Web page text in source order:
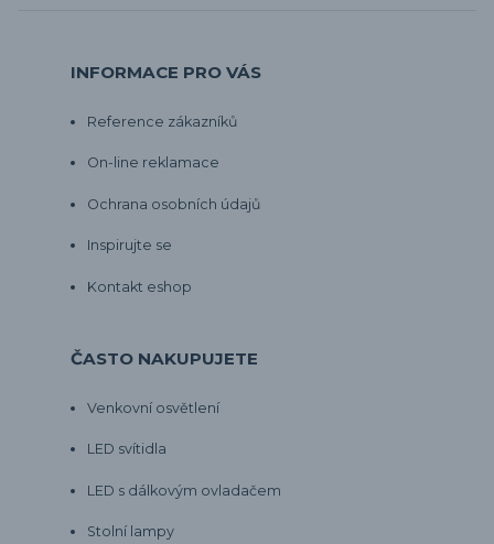
INFORMACE PRO VÁS
Reference zákazníků
On-line reklamace
Ochrana osobních údajů
Inspirujte se
Kontakt eshop
ČASTO NAKUPUJETE
Venkovní osvětlení
LED svítidla
LED s dálkovým ovladačem
Stolní lampy